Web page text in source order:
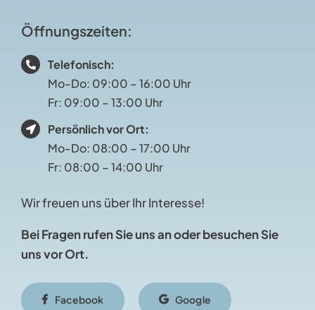
Telefonisch:
Mo-Do: 09:00 – 16:00 Uhr
Fr: 09:00 – 13:00 Uhr
Persönlich vor Ort:
Mo-Do: 08:00 – 17:00 Uhr
Fr: 08:00 – 14:00 Uhr
Öffnungszeiten:
Wir freuen uns über Ihr Interesse!
Bei Fragen rufen Sie uns an oder besuchen Sie
uns vor Ort.
Facebook Google